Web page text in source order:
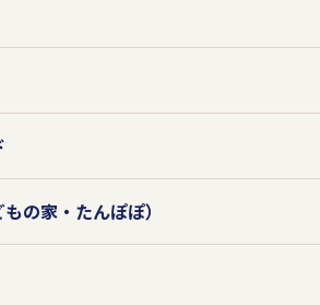
もの家・たんぽぽ）